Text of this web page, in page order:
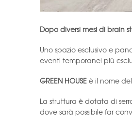
Dopo diversi mesi di brain
Uno spazio esclusivo e
eventi temporanei più
GREEN HOUSE è il nome
La struttura è dotata di
dove sarà possibile far